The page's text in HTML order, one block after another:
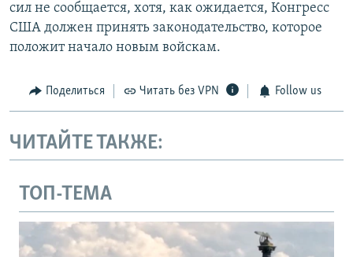
сил не сообщается, хотя, как ожидается, Конгресс
США должен принять законодательство, которое
положит начало новым войскам.
Поделиться Читать без VPN Follow us
ЧИТАЙТЕ ТАКЖЕ:
ТОП-ТЕМА